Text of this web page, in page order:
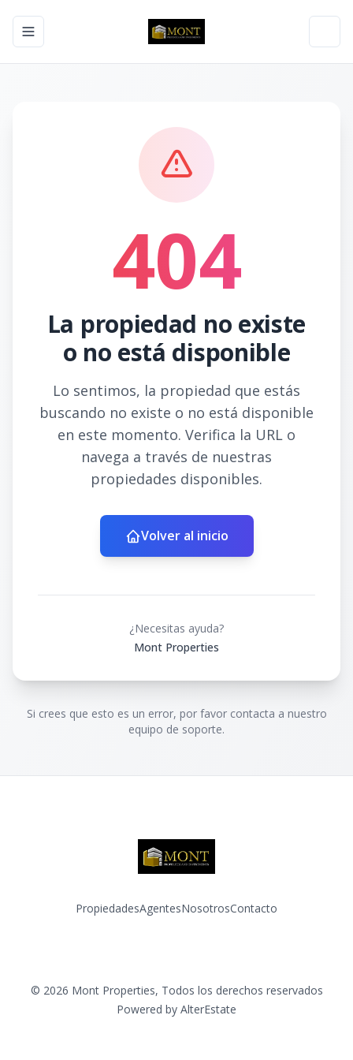
Toggle navigation menu
404
La propiedad no existe
o no está disponible
Lo sentimos, la propiedad que estás
buscando no existe o no está disponible
en este momento. Verifica la URL o
navega a través de nuestras
propiedades disponibles.
Volver al inicio
¿Necesitas ayuda?
Mont Properties
Si crees que esto es un error, por favor contacta a nuestro
equipo de soporte.
PropiedadesAgentesNosotrosContacto
© 2026 Mont Properties, Todos los derechos reservados
Powered by AlterEstate